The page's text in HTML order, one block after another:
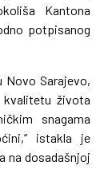
Kantona
potpisanog
Novo Sarajevo,
života
snagama
istakla je
na dosadašnjoj